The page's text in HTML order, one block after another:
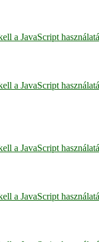
a JavaScript
a JavaScript
a JavaScript
a JavaScript